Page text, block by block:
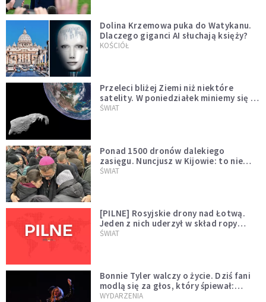
Dolina Krzemowa puka do Watykanu.
Dlaczego giganci AI słuchają księży?
KOŚCIÓŁ
Przeleci bliżej Ziemi niż niektóre
satelity. W poniedziałek miniemy się z
asteroidą, która poprzedzi znacznie
ŚWIAT
Ponad 1500 dronów dalekiego
zasięgu. Nuncjusz w Kijowie: to nie
wygląda na wolę zakończenia wojny
ŚWIAT
[PILNE] Rosyjskie drony nad Łotwą.
Jeden z nich uderzył w skład ropy
naftowej
ŚWIAT
Bonnie Tyler walczy o życie. Dziś fani
modlą się za głos, który śpiewał:
"Lord, help me"
WYDARZENIA